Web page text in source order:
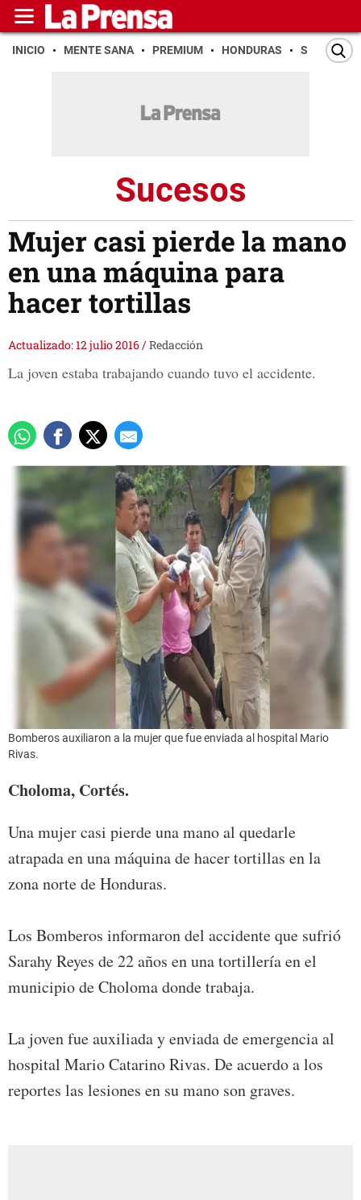
INICIO MENTE SANA PREMIUM HONDURAS SAN PEDRO
Sucesos
Mujer casi pierde la mano
en una máquina para
hacer tortillas
Actualizado: 12 julio 2016/Redacción
La joven estaba trabajando cuando tuvo el accidente.
Bomberos auxiliaron a la mujer que fue enviada al hospital Mario
Rivas.
Choloma, Cortés.
Una mujer casi pierde una mano al quedarle
atrapada en una máquina de hacer tortillas en la
zona norte de Honduras.
Los Bomberos informaron del accidente que sufrió
Sarahy Reyes de 22 años en una tortillería en el
municipio de Choloma donde trabaja.
La joven fue auxiliada y enviada de emergencia al
hospital Mario Catarino Rivas. De acuerdo a los
reportes las lesiones en su mano son graves.